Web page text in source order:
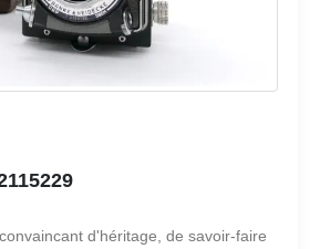
d'héritage, de savoir-faire